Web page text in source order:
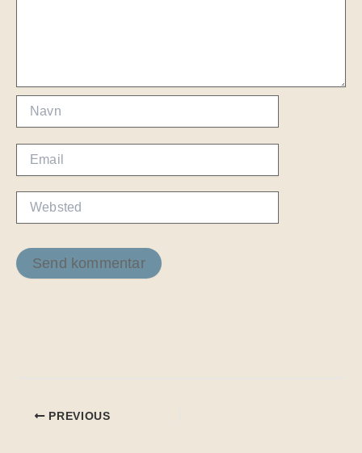
Navn
Websted
PREVIOUS